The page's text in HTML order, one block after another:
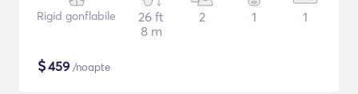
Rigid gonflabile
26 ft
8 m
2 1 1
$459 /noapte